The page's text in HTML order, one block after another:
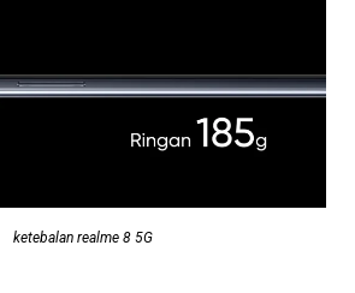
ketebalan realme 8 5G